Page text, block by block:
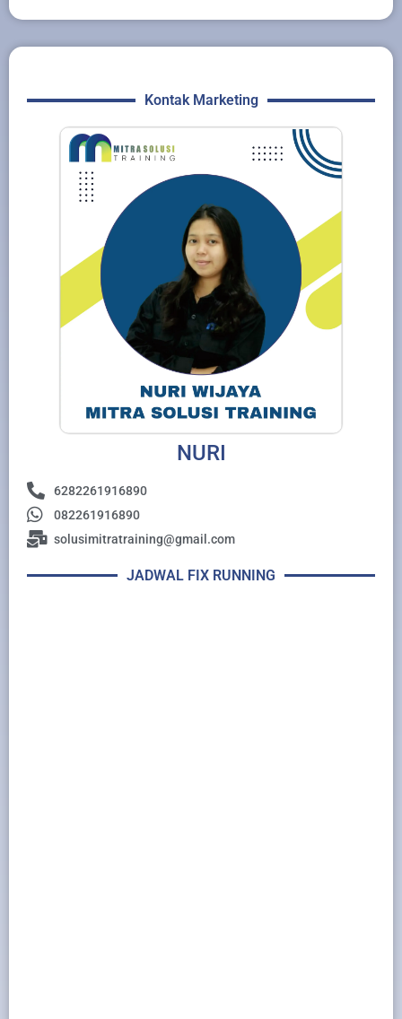
Kontak Marketing
NURI
6282261916890
082261916890
solusimitratraining@gmail.com
JADWAL FIX RUNNING